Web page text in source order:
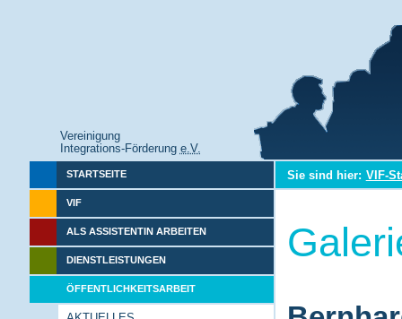
Vereinigung
Integrations-Förderung e.V.
STARTSEITE
VIF
ALS ASSISTENTIN ARBEITEN
DIENSTLEISTUNGEN
ÖFFENTLICHKEITSARBEIT
Sie sind hier: VIF-